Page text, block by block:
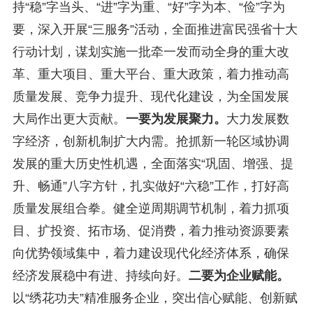
持“稳”字当头、“进”字为重、“好”字为本、“俭”字为
要，深入开展“三服务”活动，全面推进富民强省十大
行动计划，谋划实施一批牵一发而动全身的重大改
革、重大项目、重大平台、重大政策，着力推动高
质量发展、竞争力提升、现代化建设，为全国发展
大局作出更大贡献。 一要为发展聚力。 大力发展数
字经济，创新机制扩大内需。抢抓新一轮区域协调
发展的重大历史性机遇，全面落实“巩固、增强、提
升、畅通”八字方针，扎实做好“六稳”工作，打好高
质量发展组合拳。健全逆周期调节机制，着力抓项
目、扩投资、拓市场、促消费，着力推动资源要素
向优势领域集中，着力建设现代化经济体系，确保
经济发展稳中有进、持续向好。 二要为企业赋能。
以“绣花功夫”精准服务企业，突出信心赋能、创新赋